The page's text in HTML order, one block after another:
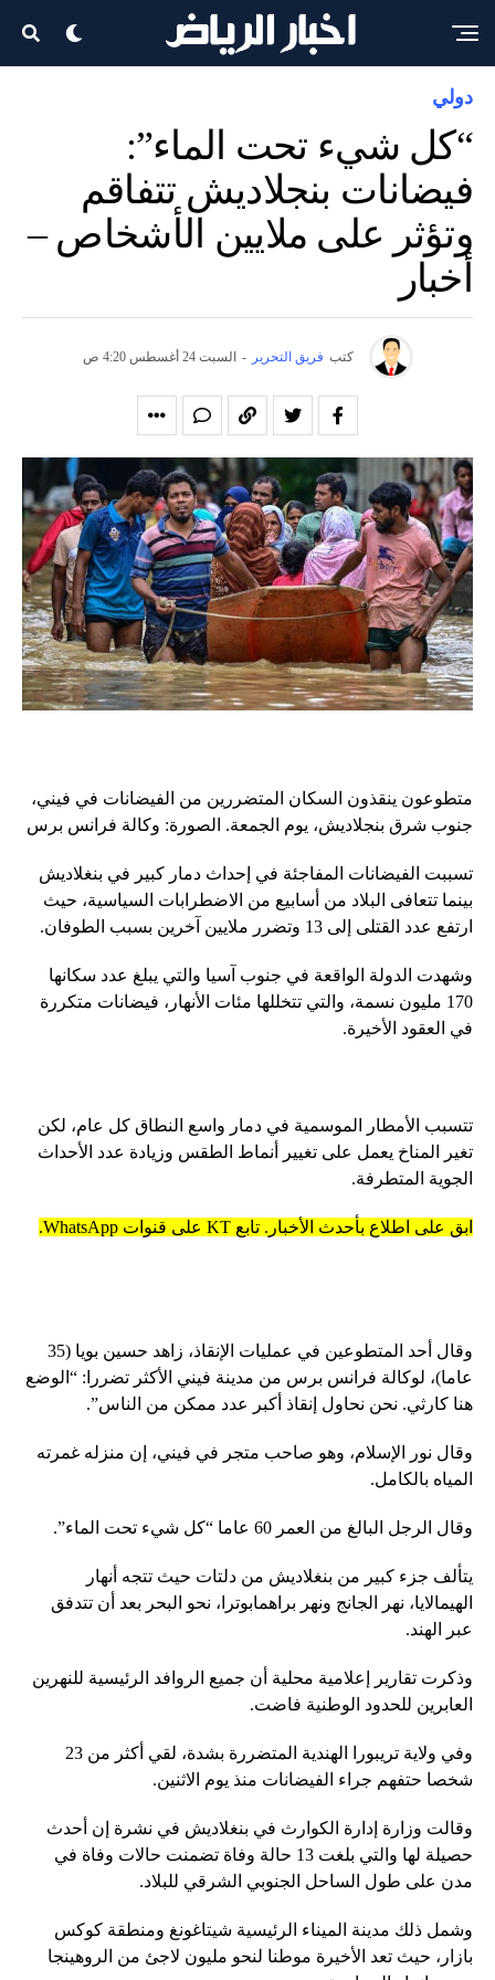
دولي
“كل شيء تحت الماء”:
فيضانات بنجلاديش تتفاقم
وتؤثر على ملايين الأشخاص –
أخبار
كتب فريق التحرير - السبت 24 أغسطس 4:20 ص
متطوعون ينقذون السكان المتضررين من الفيضانات في فيني،
جنوب شرق بنجلاديش، يوم الجمعة. الصورة: وكالة فرانس برس
تسببت الفيضانات المفاجئة في إحداث دمار كبير في بنغلاديش
بينما تتعافى البلاد من أسابيع من الاضطرابات السياسية، حيث
ارتفع عدد القتلى إلى 13 وتضرر ملايين آخرين بسبب الطوفان.
وشهدت الدولة الواقعة في جنوب آسيا والتي يبلغ عدد سكانها
170 مليون نسمة، والتي تتخللها مئات الأنهار، فيضانات متكررة
في العقود الأخيرة.
تتسبب الأمطار الموسمية في دمار واسع النطاق كل عام، لكن
تغير المناخ يعمل على تغيير أنماط الطقس وزيادة عدد الأحداث
الجوية المتطرفة.
ابق على اطلاع بأحدث الأخبار. تابع KT على قنوات WhatsApp.
وقال أحد المتطوعين في عمليات الإنقاذ، زاهد حسين بويا (35
عاما)، لوكالة فرانس برس من مدينة فيني الأكثر تضررا: “الوضع
هنا كارثي. نحن نحاول إنقاذ أكبر عدد ممكن من الناس”.
وقال نور الإسلام، وهو صاحب متجر في فيني، إن منزله غمرته
المياه بالكامل.
وقال الرجل البالغ من العمر 60 عاما “كل شيء تحت الماء”.
يتألف جزء كبير من بنغلاديش من دلتات حيث تتجه أنهار
الهيمالايا، نهر الجانج ونهر براهمابوترا، نحو البحر بعد أن تتدفق
عبر الهند.
وذكرت تقارير إعلامية محلية أن جميع الروافد الرئيسية للنهرين
العابرين للحدود الوطنية فاضت.
وفي ولاية تريبورا الهندية المتضررة بشدة، لقي أكثر من 23
شخصا حتفهم جراء الفيضانات منذ يوم الاثنين.
وقالت وزارة إدارة الكوارث في بنغلاديش في نشرة إن أحدث
حصيلة لها والتي بلغت 13 حالة وفاة تضمنت حالات وفاة في
مدن على طول الساحل الجنوبي الشرقي للبلاد.
وشمل ذلك مدينة الميناء الرئيسية شيتاغونغ ومنطقة كوكس
بازار، حيث تعد الأخيرة موطنا لنحو مليون لاجئ من الروهينجا